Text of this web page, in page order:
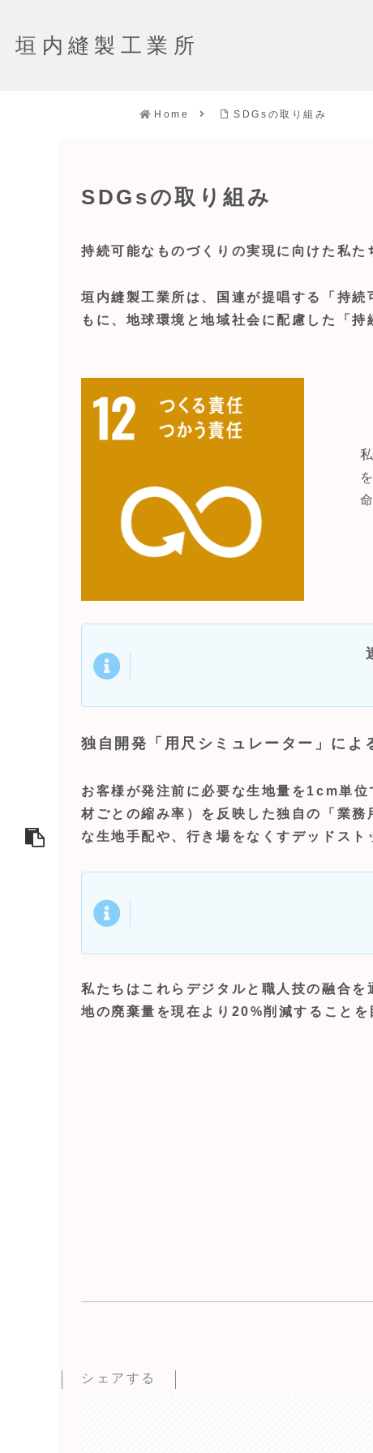
垣内縫製工業所
Home SDGsの取り組み
SDGsの取り組み
持続可能なものづくりの実現に向けた私た
垣内縫製工業所は、国連が提唱する「持
もに、地球環境と地域社会に配慮した「
独自開発「用尺シミュレーター」によ
お客様が発注前に必要な生地量を1cm単
材ごとの縮み率）を反映した独自の「業
な生地手配や、行き場をなくすデッドスト
私たちはこれらデジタルと職人技の融合
地の廃棄量を現在より20%削減することを
シェアする